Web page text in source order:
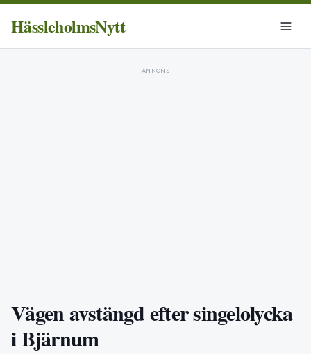
HässleholmsNytt
ANNONS
Vägen avstängd efter singelolycka
i Bjärnum